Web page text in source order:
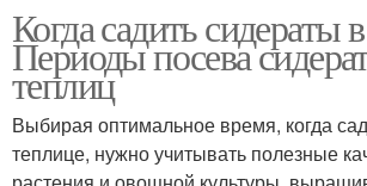
Когда садить сидераты
Периоды посева
теплиц
Выбирая оптимальное время, когда
теплице, нужно учитывать полезные